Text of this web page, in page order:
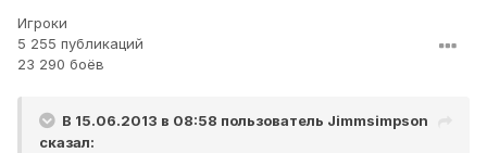
Игроки
5 255 публикаций
23 290 боёв
В 15.06.2013 в 08:58 пользователь Jimmsimpson
сказал: